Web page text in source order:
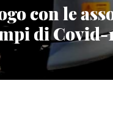
con le
di Covid-